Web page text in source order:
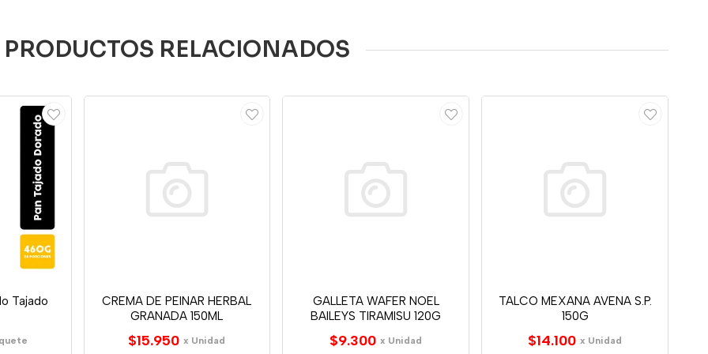
PRODUCTOS RELACIONADOS
Tajado
CREMA DE PEINAR HERBAL
GRANADA 150ML
$15.950 x Unidad
GALLETA WAFER NOEL
BAILEYS TIRAMISU 120G
$9.300 x Unidad
TALCO MEXANA AVENA S.P.
150G
$14.100 x Unidad